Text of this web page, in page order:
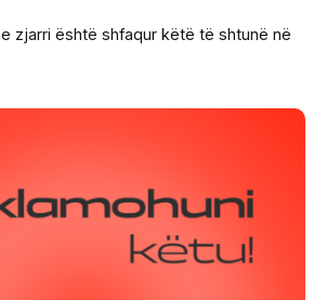
zjarri është shfaqur këtë të shtunë në